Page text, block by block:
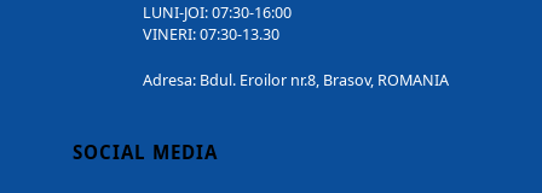
LUNI-JOI: 07:30-16:00
VINERI: 07:30-13.30
Adresa: Bdul. Eroilor nr.8, Brasov, ROMANIA
SOCIAL MEDIA